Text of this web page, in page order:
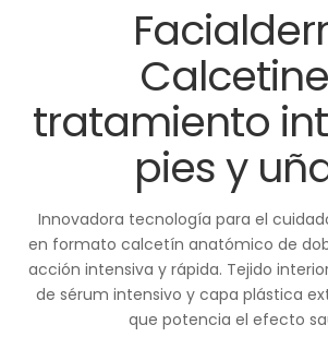
tratamiento
pies y
Innovadora tecnología para el
en formato calcetín anatómico de
acción intensiva y rápida. Tejido
de sérum intensivo y capa plástica
que potencia el efecto